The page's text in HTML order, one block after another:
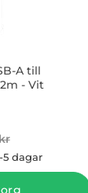
A till
- Vit
pris
5 dagar